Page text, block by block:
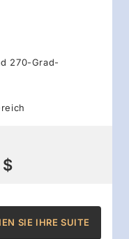
270-Grad-
SIE IHRE SUITE